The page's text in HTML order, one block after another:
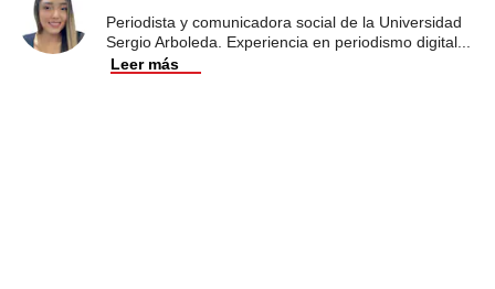
Periodista y comunicadora social de la Universidad
Sergio Arboleda. Experiencia en periodismo digital
Leer más